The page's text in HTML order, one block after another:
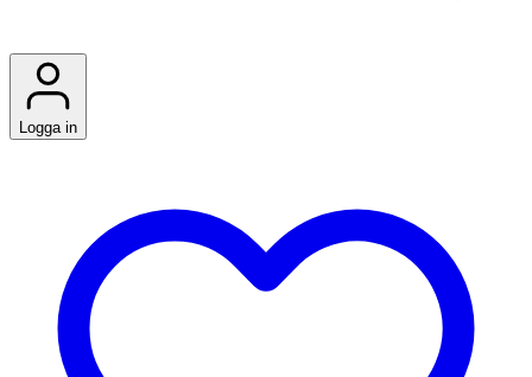
Logga in